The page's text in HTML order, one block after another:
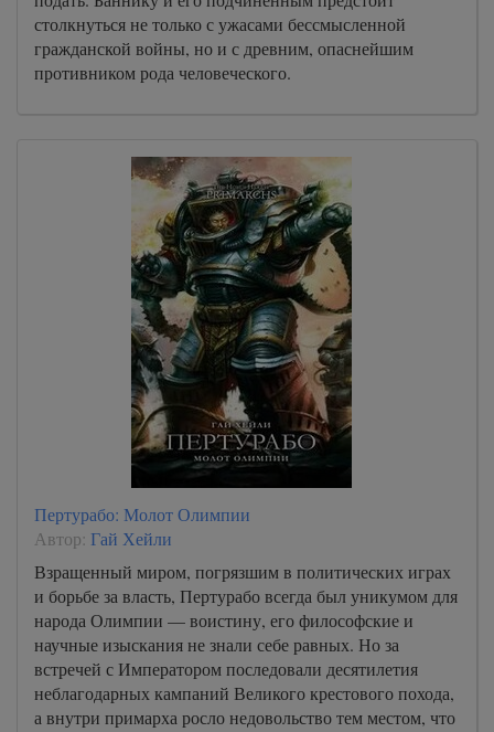
столкнуться не только с ужасами бессмысленной
гражданской войны, но и с древним, опаснейшим
противником рода человеческого.
Пертурабо: Молот Олимпии
Автор: Гай Хейли
Взращенный миром, погрязшим в политических играх
и борьбе за власть, Пертурабо всегда был уникумом для
народа Олимпии — воистину, его философские и
научные изыскания не знали себе равных. Но за
встречей с Императором последовали десятилетия
неблагодарных кампаний Великого крестового похода,
а внутри примарха росло недовольство тем местом, что